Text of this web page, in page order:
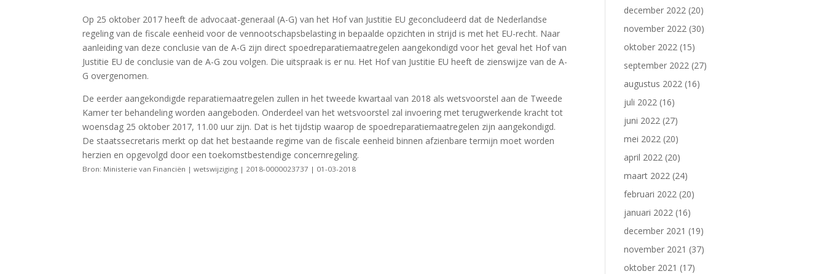
Op 25 oktober 2017 heeft de advocaat-generaal (A-G) van het Hof van Justitie EU geconcludeerd dat de Nederlandse
regeling van de fiscale eenheid voor de vennootschapsbelasting in bepaalde opzichten in strijd is met het EU-recht. Naar
aanleiding van deze conclusie van de A-G zijn direct spoedreparatiemaatregelen aangekondigd voor het geval het Hof van
Justitie EU de conclusie van de A-G zou volgen. Die uitspraak is er nu. Het Hof van Justitie EU heeft de zienswijze van de A-
G overgenomen.
De eerder aangekondigde reparatiemaatregelen zullen in het tweede kwartaal van 2018 als wetsvoorstel aan de Tweede
Kamer ter behandeling worden aangeboden. Onderdeel van het wetsvoorstel zal invoering met terugwerkende kracht tot
woensdag 25 oktober 2017, 11.00 uur zijn. Dat is het tijdstip waarop de spoedreparatiemaatregelen zijn aangekondigd.
De staatssecretaris merkt op dat het bestaande regime van de fiscale eenheid binnen afzienbare termijn moet worden
herzien en opgevolgd door een toekomstbestendige concernregeling.
Bron: Ministerie van Financiën | wetswijziging | 2018-0000023737 | 01-03-2018
december 2022 (20)
november 2022 (30)
oktober 2022 (15)
september 2022 (27)
augustus 2022 (16)
juli 2022 (16)
juni 2022 (27)
mei 2022 (20)
april 2022 (20)
maart 2022 (24)
februari 2022 (20)
januari 2022 (16)
december 2021 (19)
november 2021 (37)
oktober 2021 (17)